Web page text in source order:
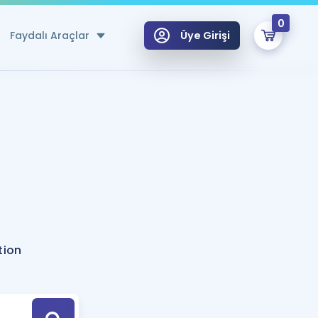
Faydalı Araçlar
Hesaplama Aracı
için Öneriler
Tek Takvimde
Üye Girişi
0
Hoca ile seni sınava hazırlayacak onlarca eğitim seni bekliyor!